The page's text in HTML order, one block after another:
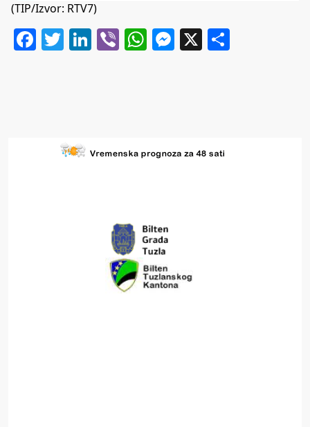
(TIP/Izvor: RTV7)
Facebook
Twitter
LinkedIn
ViberWhatsApp
Messenger
X